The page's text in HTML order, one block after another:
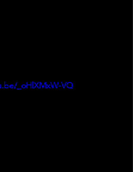
_oHlXMxW-VQ